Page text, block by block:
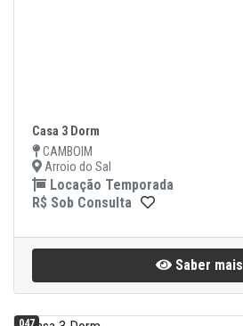
Casa 3 Dorm
CAMBOIM
Arroio do Sal
Locação Temporada
R$ Sob Consulta
Saber mais